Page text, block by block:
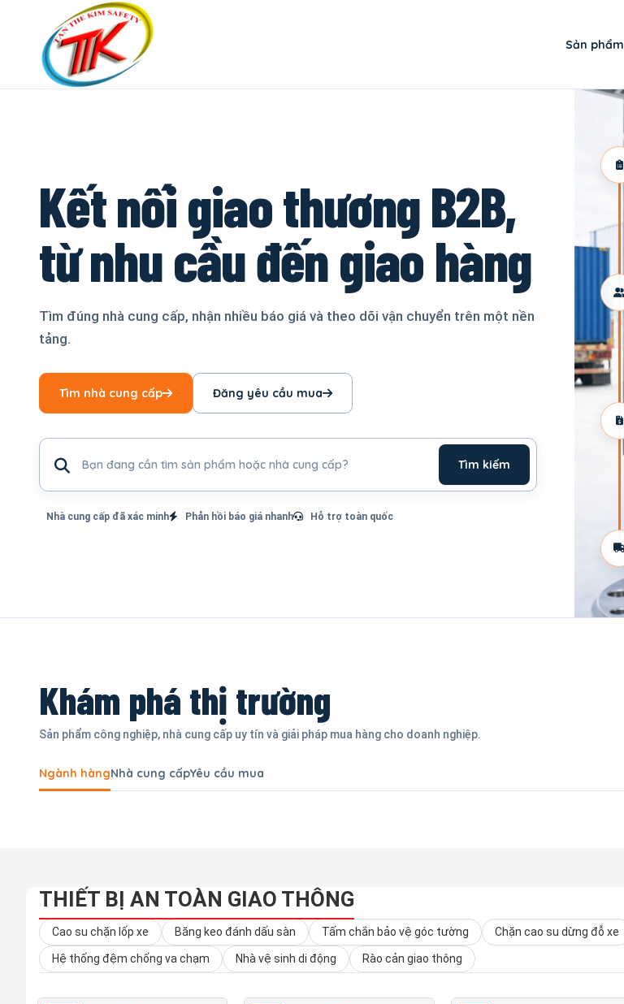
Sản phẩm
Kết nối giao thương B2B,
từ nhu cầu đến giao hàng
Tìm đúng nhà cung cấp, nhận nhiều báo giá và theo dõi vận chuyển trên một nền
tảng.
Tìm nhà cung cấp Đăng yêu cầu mua
Tìm kiếm
Nhà cung cấp đã xác minh Phản hồi báo giá nhanh Hỗ trợ toàn quốc
Khám phá thị trường
Sản phẩm công nghiệp, nhà cung cấp uy tín và giải pháp mua hàng cho doanh nghiệp.
Ngành hàngNhà cung cấpYêu cầu mua
THIẾT BỊ AN TOÀN GIAO THÔNG
Cao su chặn lốp xe Băng keo đánh dấu sàn Tấm chắn bảo vệ góc tường Chặn cao su dừng đỗ xe
Hệ thống đệm chống va chạm Nhà vệ sinh di động Rào cản giao thông